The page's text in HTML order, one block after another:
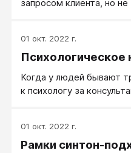
запросом клиента, но
01 окт. 2022 г.
Психологическое
Когда у людей бывают
к психологу за
01 окт. 2022 г.
Рамки синтон-